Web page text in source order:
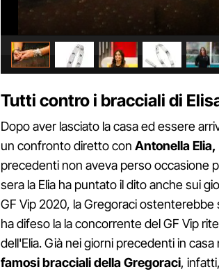
Tutti contro i bracciali di
Dopo aver lasciato la casa ed essere
un confronto diretto con Antonella Elia,
precedenti non aveva perso occasione
sera la Elia ha puntato il dito anche sui
GF Vip 2020, la Gregoraci
ha difeso la la concorrente del GF Vip
dell'Elia. Già nei giorni precedenti in
famosi bracciali della Gregoraci,